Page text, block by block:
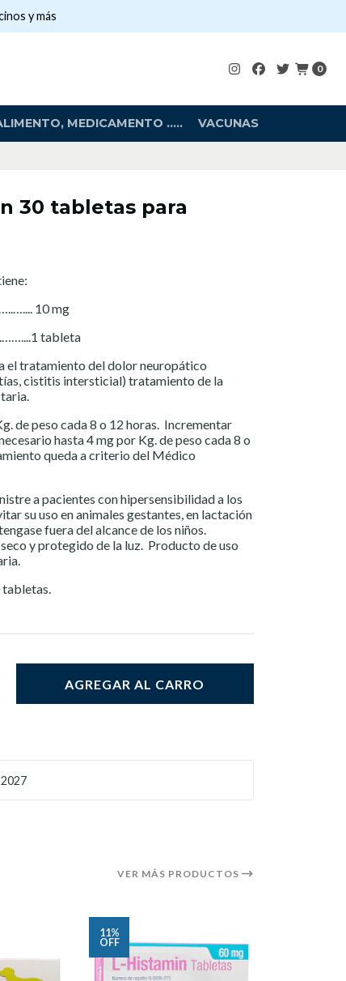
0
MEDICAMENTO ..... VACUNAS
y más
30 tabletas para
10 mg
tableta
el tratamiento del dolor neuropático
cistitis intersticial) tratamiento de la
de peso cada 8 o 12 horas. Incrementar
hasta 4 mg por Kg. de peso cada 8 o
queda a criterio del Médico
a pacientes con hipersensibilidad a los
su uso en animales gestantes, en lactación
fuera del alcance de los niños.
y protegido de la luz. Producto de uso
tabletas.
AGREGAR AL CARRO
2027
VER MÁS PRODUCTOS
11%
OFF